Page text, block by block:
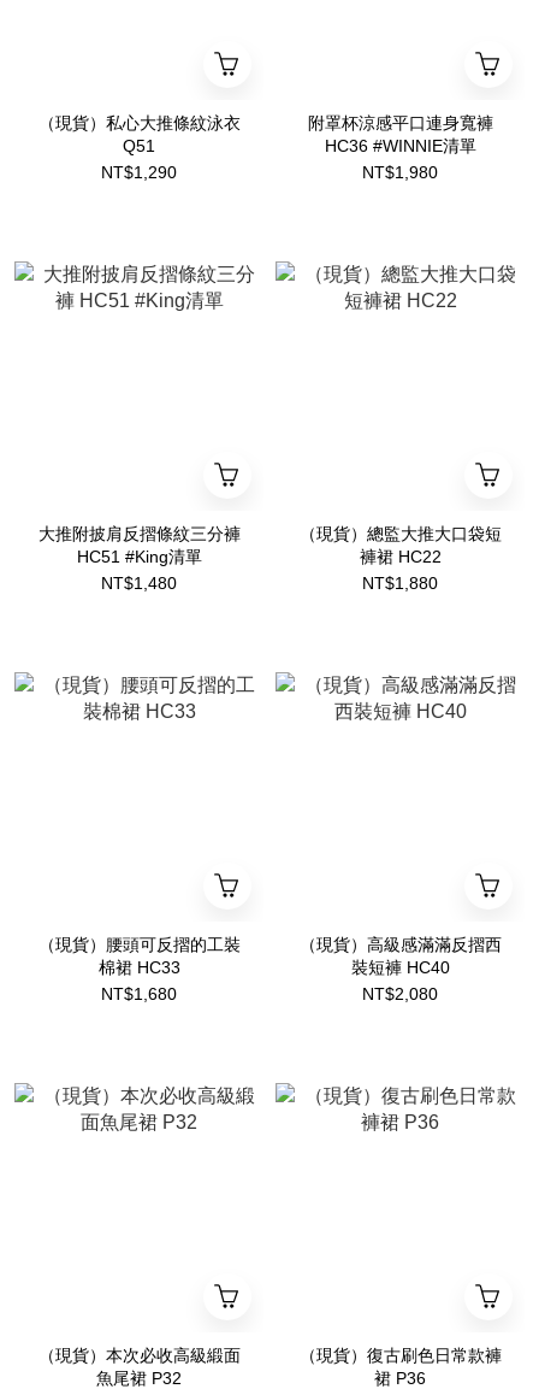
（現貨）私心大推條紋泳衣
Q51
NT$1,290
附罩杯涼感平口連身寬褲
HC36 #WINNIE清單
NT$1,980
大推附披肩反摺條紋三分褲
HC51 #King清單
NT$1,480
（現貨）總監大推大口袋短
褲裙 HC22
NT$1,880
（現貨）腰頭可反摺的工裝
棉裙 HC33
NT$1,680
（現貨）高級感滿滿反摺西
裝短褲 HC40
NT$2,080
（現貨）本次必收高級緞面
魚尾裙 P32
（現貨）復古刷色日常款褲
裙 P36